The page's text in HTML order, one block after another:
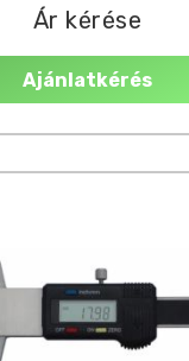
Ár kérése
Ajánlatkérés